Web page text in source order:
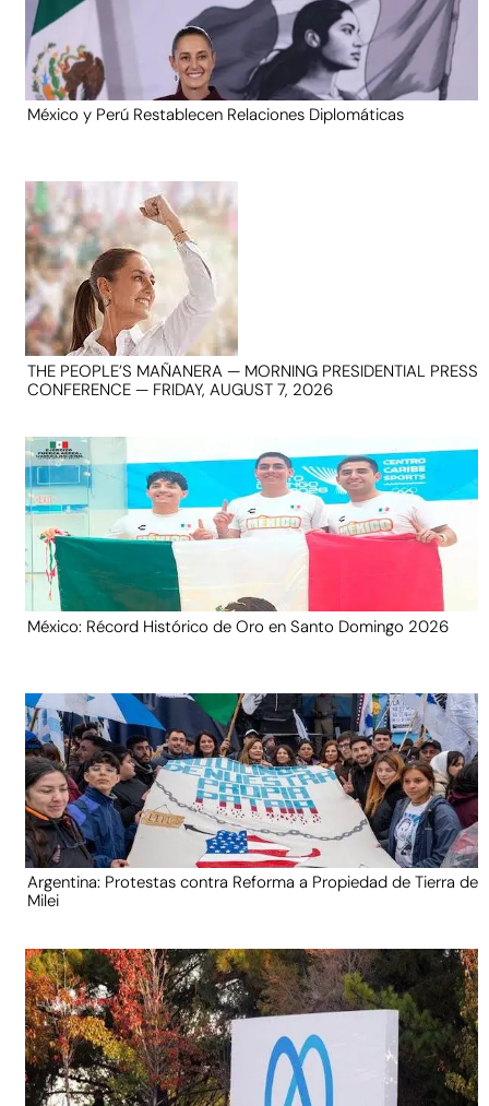
México y Perú Restablecen Relaciones Diplomáticas
THE PEOPLE’S MAÑANERA — MORNING PRESIDENTIAL PRESS
CONFERENCE — FRIDAY, AUGUST 7, 2026
México: Récord Histórico de Oro en Santo Domingo 2026
Argentina: Protestas contra Reforma a Propiedad de Tierra de
Milei